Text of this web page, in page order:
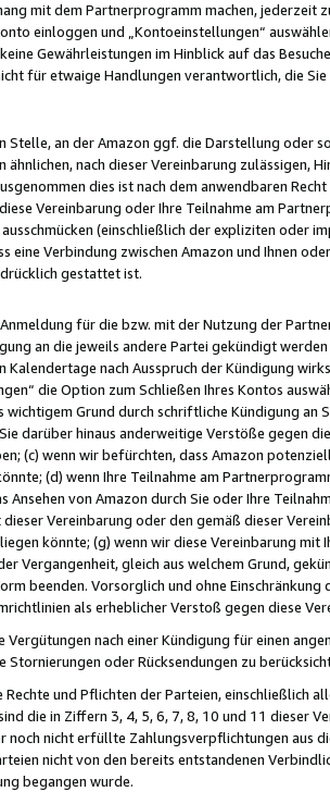
mit dem Partnerprogramm machen,
einloggen und „Kontoeinstellungen“
Gewährleistungen im Hinblick auf das
für etwaige Handlungen verantwortlich, die
Stelle, an der Amazon ggf. die Darstellung oder
nach dieser Vereinbarung zulässigen,
dies ist nach dem anwendbaren
Vereinbarung oder Ihre Teilnahme am
(einschließlich der expliziten oder
eine Verbindung zwischen Amazon und Ihnen
gestattet ist.
für die bzw. mit der Nutzung der
an die jeweils andere Partei gekündigt
Kalendertage nach Ausspruch der Kündigung
die Option zum Schließen Ihres Kontos
Grund durch schriftliche Kündigung
darüber hinaus anderweitige Verstöße gegen
(c) wenn wir befürchten, dass Amazon
(d) wenn Ihre Teilnahme am
Ansehen von Amazon durch Sie oder Ihre
dieser Vereinbarung oder den gemäß dieser
könnte; (g) wenn wir diese Vereinbarung mit
Vergangenheit, gleich aus welchem Grund,
beenden. Vorsorglich und ohne
als erheblicher Verstoß gegen diese
nach einer Kündigung für einen
oder Rücksendungen zu
und Pflichten der Parteien, einschließlich
die in Ziffern 3, 4, 5, 6, 7, 8, 10 und 11 dieser
nicht erfüllte Zahlungsverpflichtungen aus
nicht von den bereits entstandenen
begangen wurde.